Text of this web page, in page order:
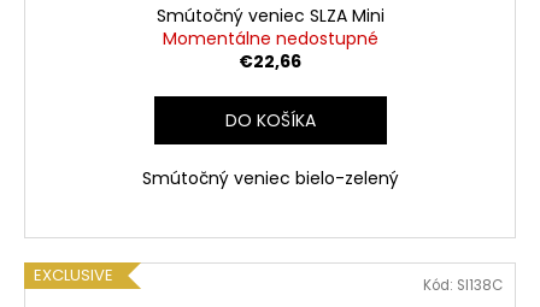
Smútočný veniec SLZA Mini
Momentálne nedostupné
€22,66
DO KOŠÍKA
Smútočný veniec bielo-zelený
EXCLUSIVE Kód: SI138C